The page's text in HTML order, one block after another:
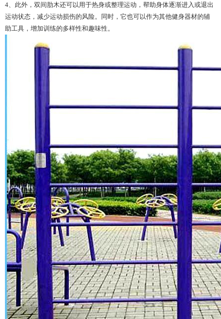
4、此外，双间肋木还可以用于热身或整理运动，帮助身体逐渐进入或退出
运动状态，减少运动损伤的风险。同时，它也可以作为其他健身器材的辅
助工具，增加训练的多样性和趣味性。